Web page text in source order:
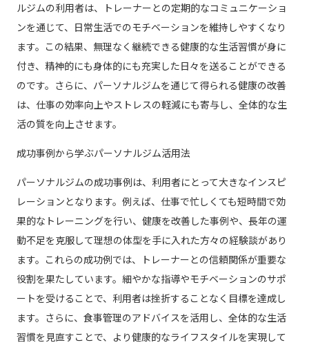
ルジムの利用者は、トレーナーとの定期的なコミュニケーショ
ンを通じて、日常生活でのモチベーションを維持しやすくなり
ます。この結果、無理なく継続できる健康的な生活習慣が身に
付き、精神的にも身体的にも充実した日々を送ることができる
のです。さらに、パーソナルジムを通じて得られる健康の改善
は、仕事の効率向上やストレスの軽減にも寄与し、全体的な生
活の質を向上させます。
成功事例から学ぶパーソナルジム活用法
パーソナルジムの成功事例は、利用者にとって大きなインスピ
レーションとなります。例えば、仕事で忙しくても短時間で効
果的なトレーニングを行い、健康を改善した事例や、長年の運
動不足を克服して理想の体型を手に入れた方々の経験談があり
ます。これらの成功例では、トレーナーとの信頼関係が重要な
役割を果たしています。細やかな指導やモチベーションのサポ
ートを受けることで、利用者は挫折することなく目標を達成し
ます。さらに、食事管理のアドバイスを活用し、全体的な生活
習慣を見直すことで、より健康的なライフスタイルを実現して